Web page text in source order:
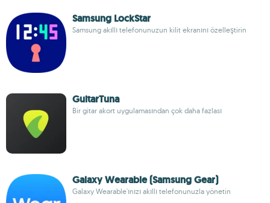
Samsung LockStar
Samsung akıllı telefonunuzun kilit ekranını özelleştirin
GuitarTuna
Bir gitar akort uygulamasından çok daha fazlası
Galaxy Wearable (Samsung Gear)
Galaxy Wearable'ınızı akıllı telefonunuzla yönetin